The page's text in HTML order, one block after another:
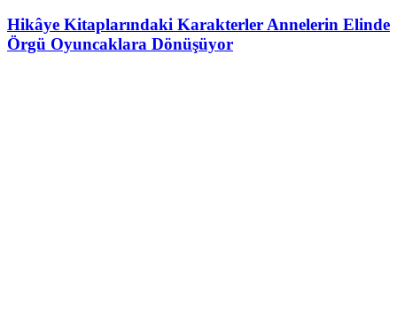
Hikâye Kitaplarındaki Karakterler Annelerin Elinde
Örgü Oyuncaklara Dönüşüyor